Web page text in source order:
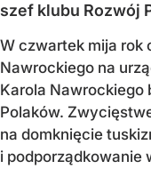
szef klubu Rozwój
W czwartek mija rok
Nawrockiego na
Karola Nawrockiego
Polaków.
na domknięcie
i podporządkowanie